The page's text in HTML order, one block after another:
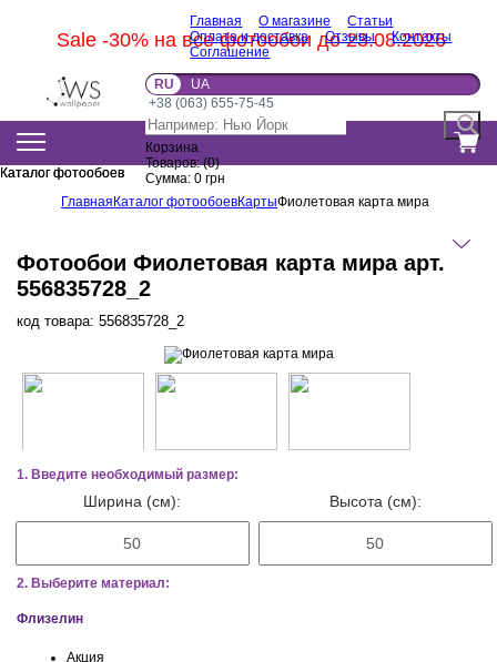
Sale -30% на все фотообои до 23.08.2026
Главная О магазине
Статьи
Оплата и доставка
Отзывы
Контакты
Соглашение
RU
UA
+38 (063) 655-75-45
Корзина
Товаров:(0)
Сумма: 0 грн
Каталог фотообоев
Каталог фотообоев
Главная Каталог фотообоевКартыФиолетовая карта мира
Фотообои Фиолетовая карта мира арт.
556835728_2
код товара: 556835728_2
1. Введите необходимый размер:
Ширина (см): Высота (см):
2. Выберите материал:
Флизелин
Акция